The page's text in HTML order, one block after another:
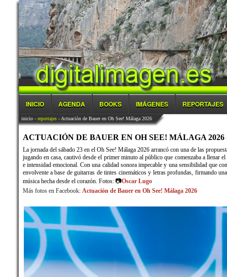
INICIO AGENDA BOOKS IMÁGENES REPORTAJES
inicio- reportajes- Actuación de Bauer en Oh See! Málaga 2026
ACTUACIÓN DE BAUER EN OH SEE! MÁLAGA 2026 -
La jornada del sábado 23 en el Oh See! Málaga 2026 arrancó con una de las
jugando en casa, cautivó desde el primer minuto al público que comenzaba a
e intensidad emocional. Con una calidad sonora impecable y una sensibilidad que
envolvente a base de guitarras de tintes cinemáticos y letras profundas, firmando
música hecha desde el corazón. Fotos: 📷Oscar Lugo
Más fotos en Facebook: Actuación de Bauer en Oh See! Málaga 2026